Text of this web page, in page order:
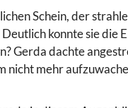
Schein, der
konnte sie die
Gerda dachte
nicht mehr